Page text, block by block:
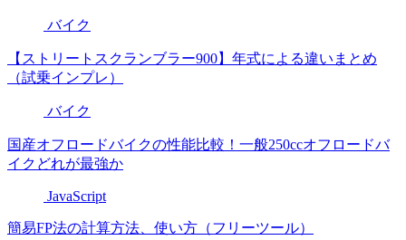
バイク
【ストリートスクランブラー900】年式による違いまとめ
（試乗インプレ）
バイク
国産オフロードバイクの性能比較！一般250ccオフロードバ
イクどれが最強か
JavaScript
簡易FP法の計算方法、使い方（フリーツール）